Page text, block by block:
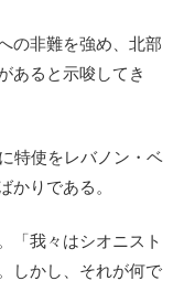
の非難を強め、北部
あると示唆してき
特使をレバノン・ベ
かりである。
「我々はシオニスト
しかし、それが何で